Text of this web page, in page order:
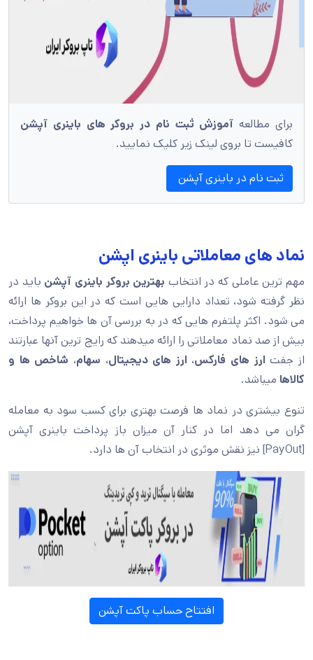
برای مطالعه آموزش ثبت نام در بروکر های باینری آپشن
کافیست تا بروی لینک زیر کلیک نمایید.
ثبت نام در باینری آپشن
نماد های معاملاتی باینری اپشن
مهم ترین عاملی که در انتخاب بهترین بروکر باینری آپشن باید در
نظر گرفته شود، تعداد دارایی هایی است که در این بروکر ها ارائه
می شود. اکثر پلتفرم هایی که در به بررسی آن ها خواهیم پرداخت،
بیش از صد نماد معاملاتی را ارائه میدهند که رایج ترین آنها عبارتند
از جفت ارز های فارکس، ارز های دیجیتال، سهام، شاخص ها و
کالاها میباشد.
تنوع بیشتری در نماد ها فرصت بهتری برای کسب سود به معامله
گران می دهد اما در کنار آن میزان باز پرداخت باینری آپشن
[PayOut] نیز نقش موثری در انتخاب آن ها دارد.
افتتاح حساب پاکت آپشن